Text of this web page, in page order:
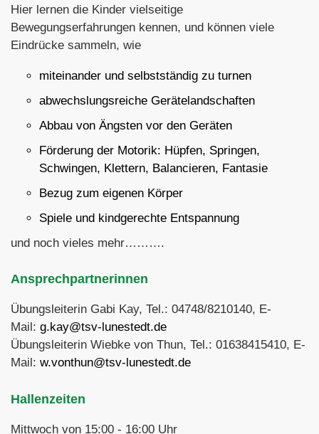
Hier lernen die Kinder vielseitige
Bewegungserfahrungen kennen, und können viele
Eindrücke sammeln, wie
miteinander und selbstständig zu turnen
abwechslungsreiche Gerätelandschaften
Abbau von Ängsten vor den Geräten
Förderung der Motorik: Hüpfen, Springen,
Schwingen, Klettern, Balancieren, Fantasie
Bezug zum eigenen Körper
Spiele und kindgerechte Entspannung
und noch vieles mehr……….
Ansprechpartnerinnen
Übungsleiterin Gabi Kay, Tel.: 04748/8210140, E-
Mail: g.kay@tsv-lunestedt.de
Übungsleiterin Wiebke von Thun, Tel.: 01638415410, E-
Mail: w.vonthun@tsv-lunestedt.de
Hallenzeiten
Mittwoch von 15:00 - 16:00 Uhr